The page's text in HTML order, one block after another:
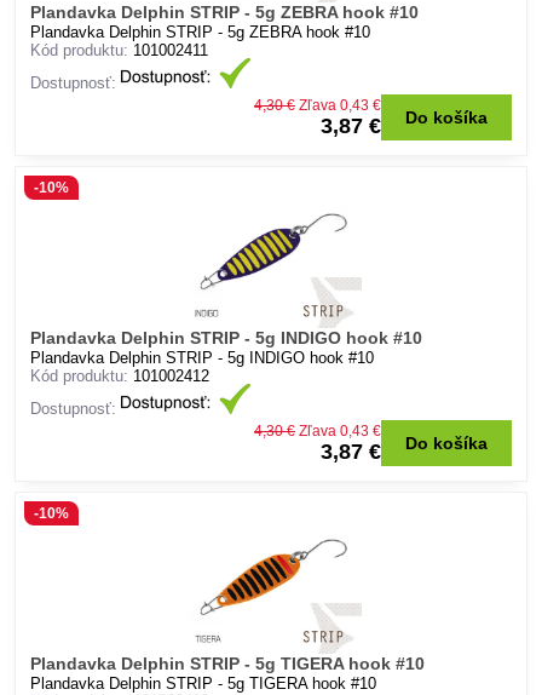
Plandavka Delphin STRIP - 5g ZEBRA hook #10
Plandavka Delphin STRIP - 5g ZEBRA hook #10
Kód produktu: 101002411
Dostupnosť:
3,87 €
4,30 € Zľava 0,43 €
Do košíka
Plandavka Delphin STRIP - 5g INDIGO hook #10
-10%
Plandavka Delphin STRIP - 5g INDIGO hook #10
Kód produktu: 101002412
Dostupnosť:
3,87 €
4,30 € Zľava 0,43 €
Do košíka
Plandavka Delphin STRIP - 5g TIGERA hook #10
-10%
Plandavka Delphin STRIP - 5g TIGERA hook #10